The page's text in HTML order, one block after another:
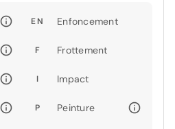
EN Enfoncement
F Frottement
I Impact
P Peinture